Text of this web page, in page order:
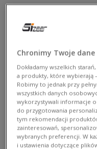
Trzy – liczba
Chronimy Twoje dane
Dokładamy wszelkich
a produkty, które wybierają
Robimy to jednak przy
wszystkich danych
wykorzystywali informacje
do przygotowania
tym rekomendacji
zainteresowań,
wybranych preferencji. W
i ustawienia dotyczące